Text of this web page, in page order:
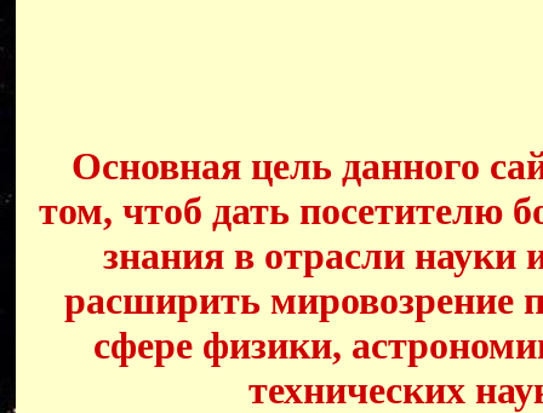
Основная цель данного
том, чтоб дать посетителю
знания в отрасли науки
расширить мировозрение
сфере физики,
технических